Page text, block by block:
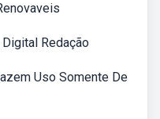
Redação
Uso Somente De